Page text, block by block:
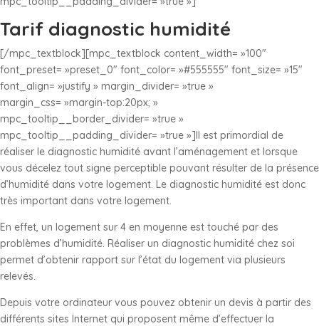
Tarif diagnostic humidité
[/mpc_textblock][mpc_textblock content_width= »100″
font_preset= »preset_0″ font_color= »#555555″ font_size= »15″
font_align= »justify » margin_divider= »true »
margin_css= »margin-top:20px; »
mpc_tooltip__border_divider= »true »
mpc_tooltip__padding_divider= »true »]Il est primordial de
réaliser le diagnostic humidité avant l’aménagement et lorsque
vous décelez tout signe perceptible pouvant résulter de la présence
d’humidité dans votre logement. Le diagnostic humidité est donc
très important dans votre logement.
En effet, un logement sur 4 en moyenne est touché par des
problèmes d’humidité. Réaliser un diagnostic humidité chez soi
permet d’obtenir rapport sur l’état du logement via plusieurs
relevés.
Depuis votre ordinateur vous pouvez obtenir un devis à partir des
différents sites Internet qui proposent même d’effectuer la